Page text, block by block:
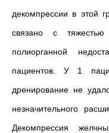
декомпрессии в этой
связано с
полиорганной
пациентов. У 1
дренирование не
незначительного
Декомпрессия